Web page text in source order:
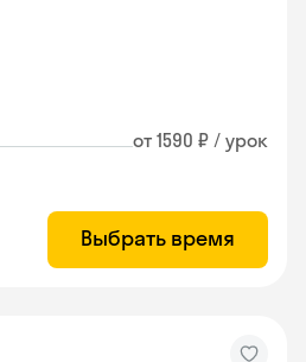
от 1590 ₽ / урок
Выбрать время